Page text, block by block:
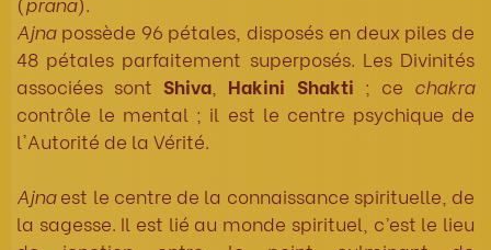
Ajnapossède 96 pétales, disposés en deux piles de
48 pétales parfaitement superposés. Les Divinités
associées sontShiva, Hakini Shakti ; ce chakra
contrôle le mental ; il est le centre psychique de
l'Autorité de la Vérité.
Ajnaest le centre de la connaissance spirituelle, de
la sagesse. Il est lié au monde spirituel, c’est le lieu